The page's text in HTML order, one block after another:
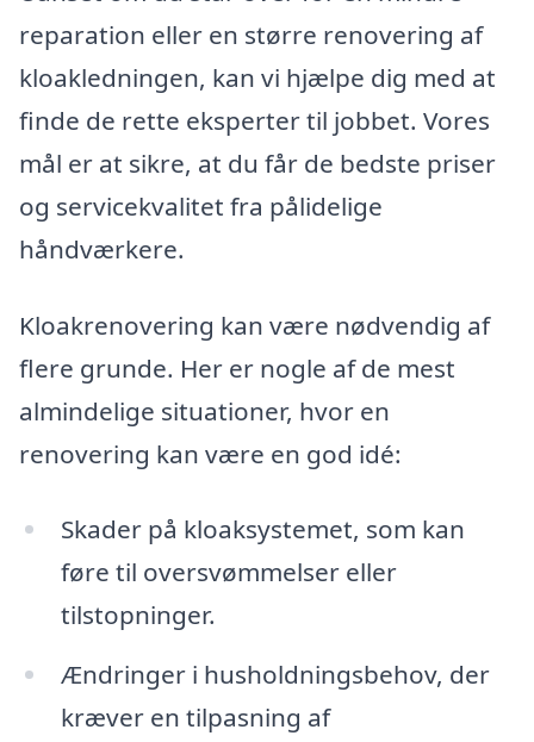
reparation eller en større renovering af
kloakledningen, kan vi hjælpe dig med at
finde de rette eksperter til jobbet. Vores
mål er at sikre, at du får de bedste priser
og servicekvalitet fra pålidelige
håndværkere.
Kloakrenovering kan være nødvendig af
flere grunde. Her er nogle af de mest
almindelige situationer, hvor en
renovering kan være en god idé:
Skader på kloaksystemet, som kan
føre til oversvømmelser eller
tilstopninger.
Ændringer i husholdningsbehov, der
kræver en tilpasning af